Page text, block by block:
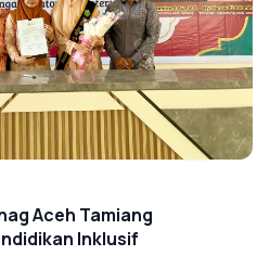
Aceh Tamiang
Inklusif